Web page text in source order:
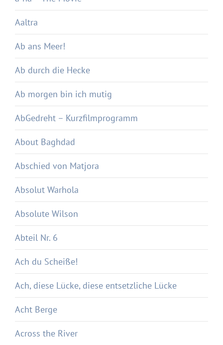
Aaltra
Ab ans Meer!
Ab durch die Hecke
Ab morgen bin ich mutig
AbGedreht – Kurzfilmprogramm
About Baghdad
Abschied von Matjora
Absolut Warhola
Absolute Wilson
Abteil Nr. 6
Ach du Scheiße!
Ach, diese Lücke, diese entsetzliche Lücke
Acht Berge
Across the River